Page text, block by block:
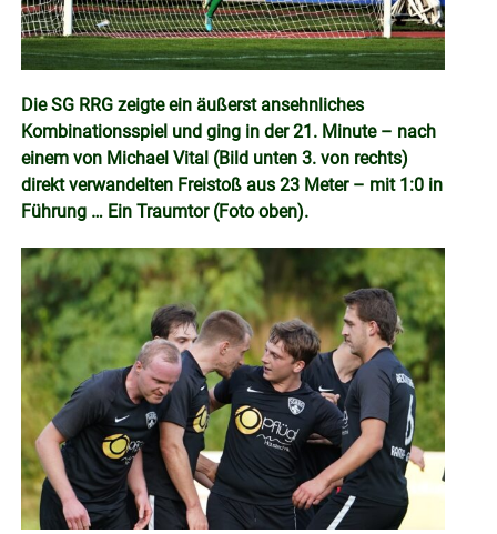
Die SG RRG zeigte ein äußerst ansehnliches
Kombinationsspiel und ging in der 21. Minute – nach
einem von Michael Vital (Bild unten 3. von rechts)
direkt verwandelten Freistoß aus 23 Meter – mit 1:0 in
Führung … Ein Traumtor (Foto oben).